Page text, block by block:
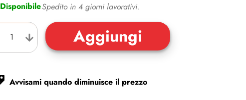
DisponibileSpedito in 4 giorni lavorativi.
Avvisami quando diminuisce il prezzo